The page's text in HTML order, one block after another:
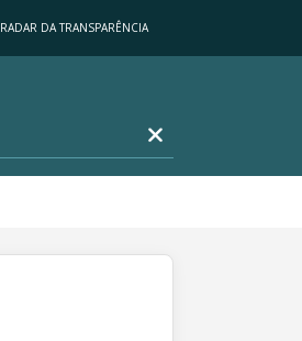
RADAR DA TRANSPARÊNCIA